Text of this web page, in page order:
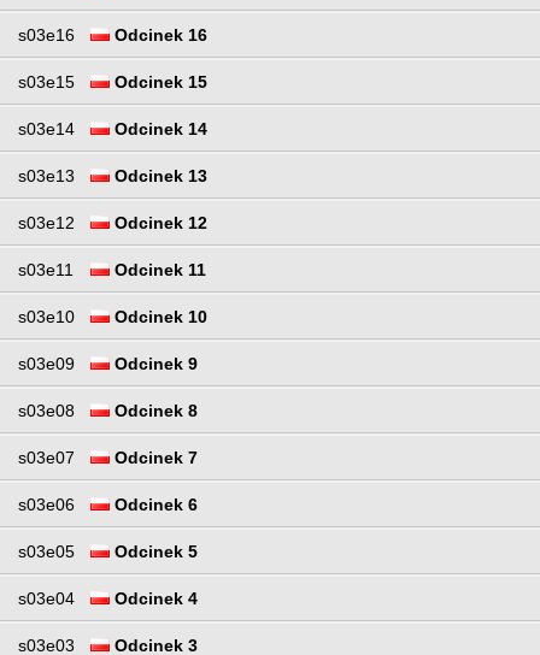
s03e16 Odcinek 16
s03e15 Odcinek 15
s03e14 Odcinek 14
s03e13 Odcinek 13
s03e12 Odcinek 12
s03e11 Odcinek 11
s03e10 Odcinek 10
s03e09 Odcinek 9
s03e08 Odcinek 8
s03e07 Odcinek 7
s03e06 Odcinek 6
s03e05 Odcinek 5
s03e04 Odcinek 4
s03e03 Odcinek 3